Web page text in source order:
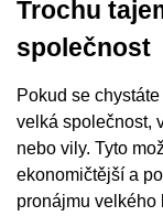
Trochu
společnost
Pokud se
velká společnost,
nebo vily. Tyto
ekonomičtější a
pronájmu velkého